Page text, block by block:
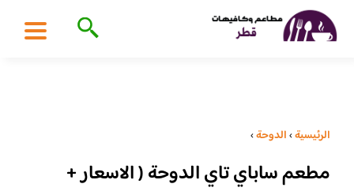
الرئيسية›الدوحة›
مطعم ساباي تاي الدوحة ( الاسعار +